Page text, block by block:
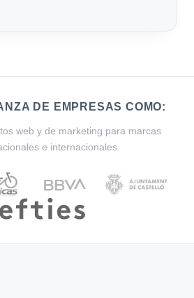
DE EMPRESAS COMO:
web y de marketing para marcas
e internacionales.